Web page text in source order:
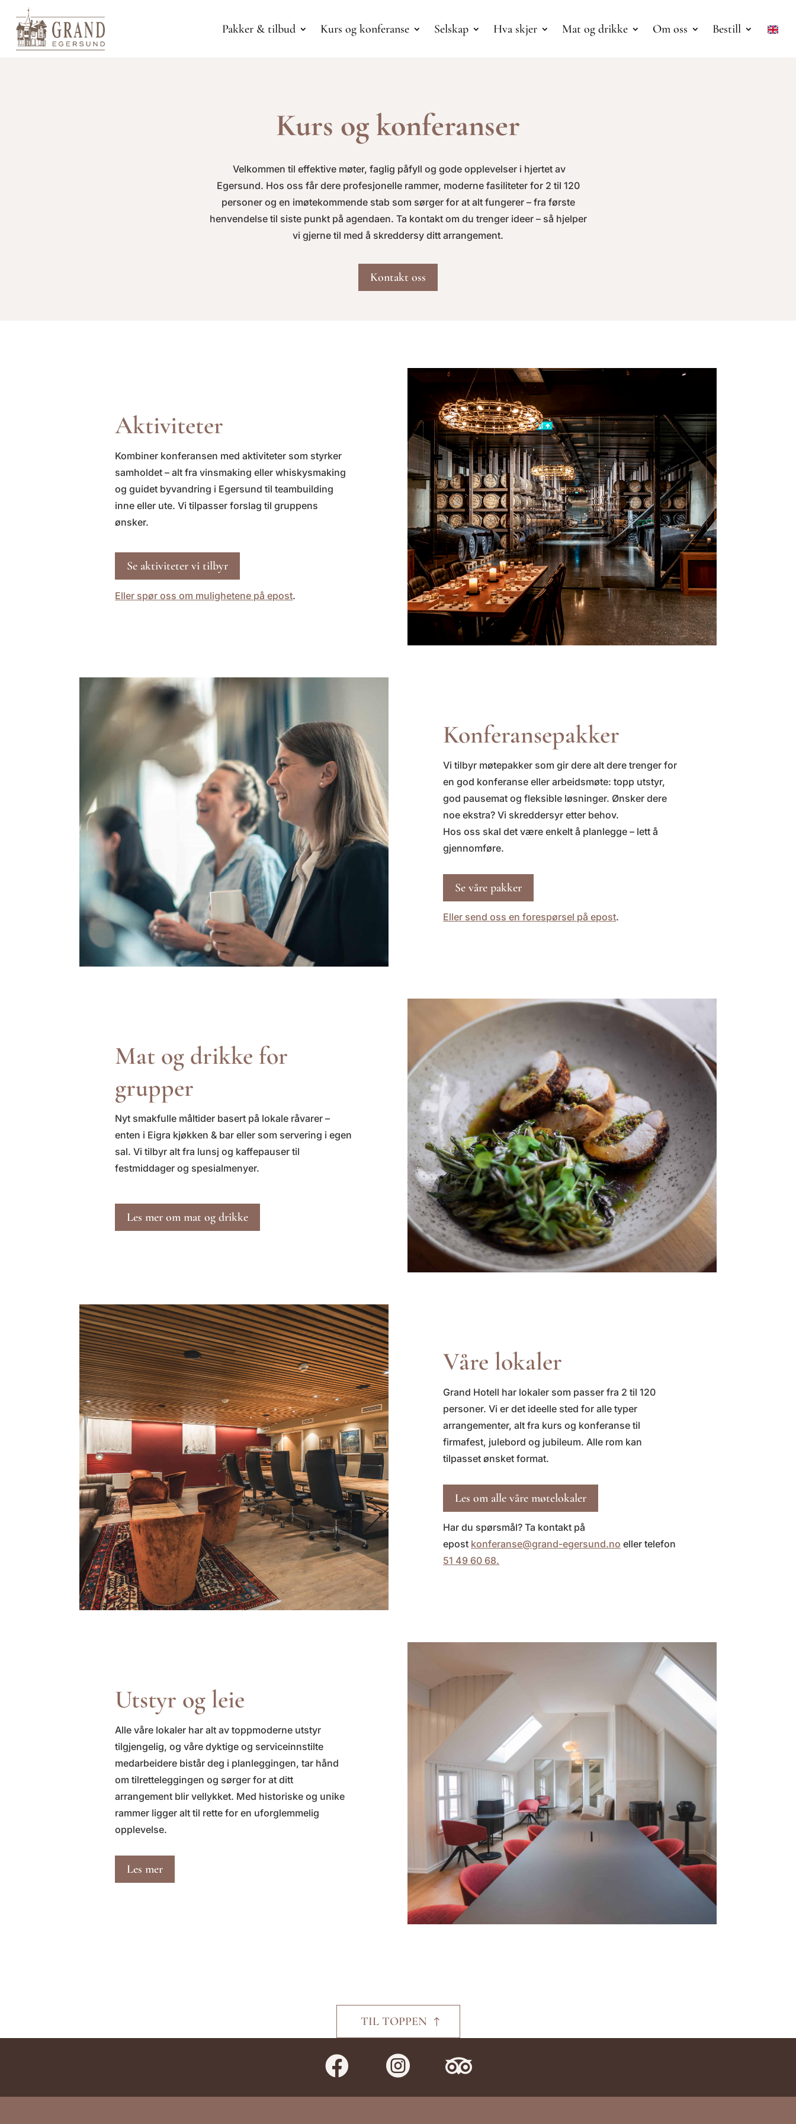
Pakker & tilbud Kurs og konferanse Selskap Hva skjer Mat og drikke Om oss Bestill
Kurs og konferanser
Velkommen til effektive møter, faglig påfyll og gode opplevelser i hjertet av
Egersund. Hos oss får dere profesjonelle rammer, moderne fasiliteter for 2 til 120
personer og en imøtekommende stab som sørger for at alt fungerer – fra første
henvendelse til siste punkt på agendaen. Ta kontakt om du trenger ideer – så hjelper
vi gjerne til med å skreddersy ditt arrangement.
Kontakt oss
Aktiviteter
Kombiner konferansen med aktiviteter som styrker
samholdet – alt fra vinsmaking eller whiskysmaking
og guidet byvandring i Egersund til teambuilding
inne eller ute. Vi tilpasser forslag til gruppens
ønsker.
Se aktiviteter vi tilbyr
Eller spør oss om mulighetene på epost.
Konferansepakker
Vi tilbyr møtepakker som gir dere alt dere trenger for
en god konferanse eller arbeidsmøte: topp utstyr,
god pausemat og fleksible løsninger. Ønsker dere
noe ekstra? Vi skreddersyr etter behov.
Hos oss skal det være enkelt å planlegge – lett å
gjennomføre.
Se våre pakker
Eller send oss en forespørsel på epost.
Mat og drikke for
grupper
Nyt smakfulle måltider basert på lokale råvarer –
enten i Eigra kjøkken & bar eller som servering i egen
sal. Vi tilbyr alt fra lunsj og kaffepauser til
festmiddager og spesialmenyer.
Les mer om mat og drikke
Våre lokaler
Grand Hotell har lokaler som passer fra 2 til 120
personer.Vi er det ideelle sted for alle typer
arrangementer, alt fra kurs og konferanse til
firmafest, julebord og jubileum. Alle rom kan
tilpasset ønsket format.
Les om alle våre møtelokaler
Har du spørsmål? Ta kontakt på
epost konferanse@grand-egersund.no eller telefon
51 49 60 68.
Utstyr og leie
Alle våre lokaler har alt av toppmoderne utstyr
tilgjengelig, og våre dyktige og serviceinnstilte
medarbeidere bistår deg i planleggingen, tar hånd
om tilretteleggingen og sørger for at ditt
arrangement blir vellykket. Med historiske og unike
rammer ligger alt til rette for en uforglemmelig
opplevelse.
Les mer
TIL TOPPEN
  